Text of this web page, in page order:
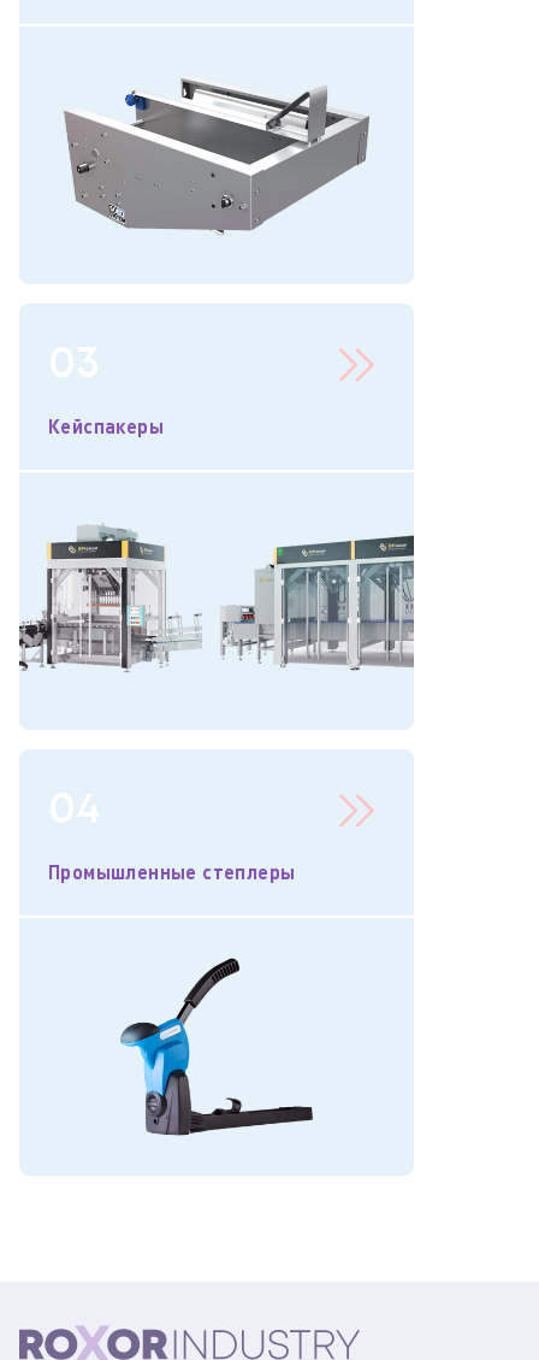
03
Кейспакеры
04
Промышленные степлеры